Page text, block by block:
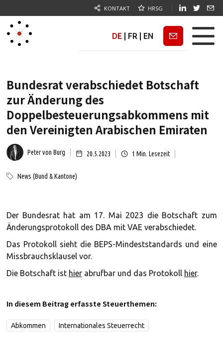
KONTAKT HRSG
DE FR EN Newsletter
Bundesrat verabschiedet Botschaft
zur Änderung des
Doppelbesteuerungsabkommens mit
den Vereinigten Arabischen Emiraten
Peter von Burg 20.5.2023 1 Min. Lesezeit
News (Bund & Kantone)
Der Bundesrat hat am 17. Mai 2023 die Botschaft zum
Änderungsprotokoll des DBA mit VAE verabschiedet.
Das Protokoll sieht die BEPS-Mindeststandards und eine
Missbrauchsklausel vor.
Die Botschaft ist hierabrufbar und das Protokoll hier.
In diesem Beitrag erfasste Steuerthemen:
Abkommen Internationales Steuerrecht